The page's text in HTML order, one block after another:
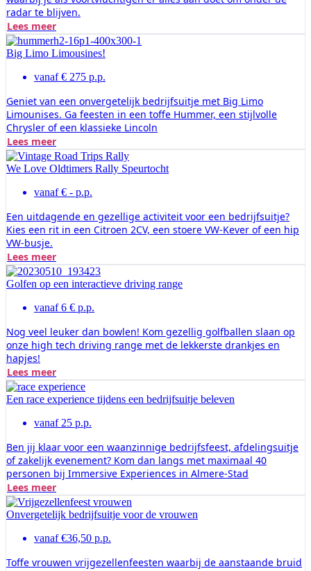
radar te blijven.
Lees meer
Big Limo Limousines!
vanaf € 275 p.p.
Geniet van een onvergetelijk bedrijfsuitje met Big Limo
Limounises. Ga feesten in een toffe Hummer, een stijlvolle
Chrysler of een klassieke Lincoln
Lees meer
We Love Oldtimers Rally Speurtocht
vanaf € - p.p.
Een uitdagende en gezellige activiteit voor een bedrijfsuitje?
Kies een rit in een Citroen 2CV, een stoere VW-Kever of een hip
VW-busje.
Lees meer
Golfen op een interactieve driving range
vanaf 6 € p.p.
Nog veel leuker dan bowlen! Kom gezellig golfballen slaan op
onze high tech driving range met de lekkerste drankjes en
hapjes!
Lees meer
Een race experience tijdens een bedrijfsuitje beleven
vanaf 25 p.p.
Ben jij klaar voor een waanzinnige bedrijfsfeest, afdelingsuitje
of zakelijk evenement? Kom dan langs met maximaal 40
personen bij Immersive Experiences in Almere-Stad
Lees meer
Onvergetelijk bedrijfsuitje voor de vrouwen
vanaf €36,50 p.p.
Toffe vrouwen vrijgezellenfeesten waarbij de aanstaande bruid